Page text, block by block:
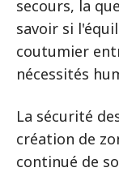
secours, la
savoir si
coutumier
nécessités
La sécurité
création de
continué de